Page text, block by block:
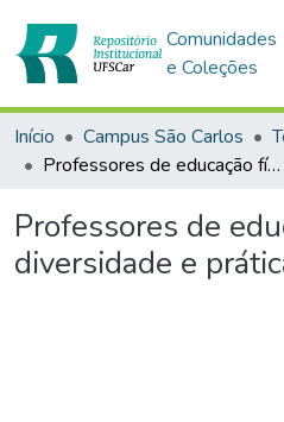
Comunidades
e Coleções
Início Campus São Carlos
Professores de educação física: diversidade e práticas pedagógicas.
Professores de
diversidade e